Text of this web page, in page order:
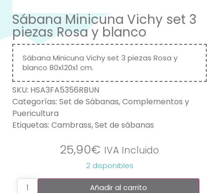
Sábana Minicuna Vichy set 3
piezas Rosa y blanco
Sábana Minicuna Vichy set 3 piezas Rosa y
blanco 80x120x1 cm.
SKU: HSA3FA5356RBUN
Categorías: Set de Sábanas,Complementos y
Puericultura
Etiquetas: Cambrass,Set de sábanas
25,90€ IVA Incluido
2 disponibles
Añadir al carrito